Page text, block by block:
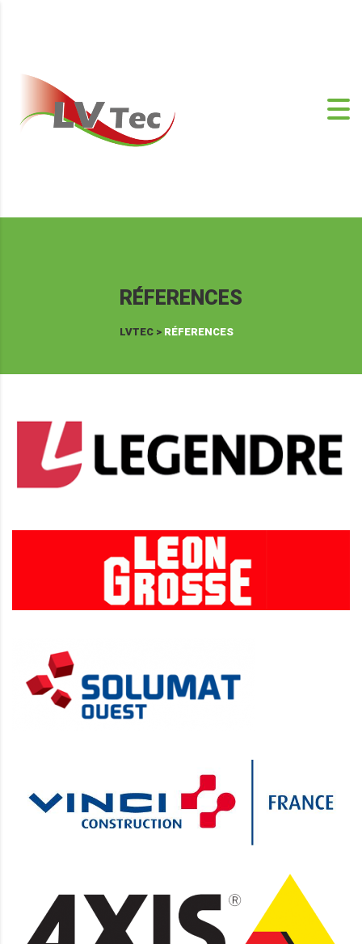
RÉFERENCES
LVTEC > RÉFERENCES